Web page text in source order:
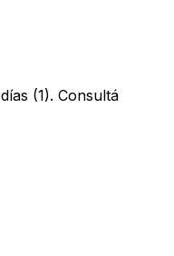
(1). Consultá